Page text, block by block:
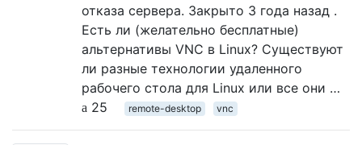
отказа сервера. Закрыто 3 года назад .
Есть ли (желательно бесплатные)
альтернативы VNC в Linux? Существуют
ли разные технологии удаленного
рабочего стола для Linux или все они …
25
remote-desktop vnc